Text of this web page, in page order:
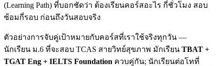
(Learning Path) ที่บอกชัดว่า ต้องเรียนคอร์สอะไร กี่ชั่วโมง สอบ
ซ้อมกี่รอบ ก่อนถึงวันสอบจริง
ตัวอย่างการจับคู่เป้าหมายกับคอร์สที่เราใช้จริงทุกวัน —
นักเรียน ม.6 ที่จะสอบ TCAS สายวิทย์สุขภาพ มักเรียน TBAT +
TGAT Eng + IELTS Foundation ควบคู่กัน; นักเรียนต่อโทที่